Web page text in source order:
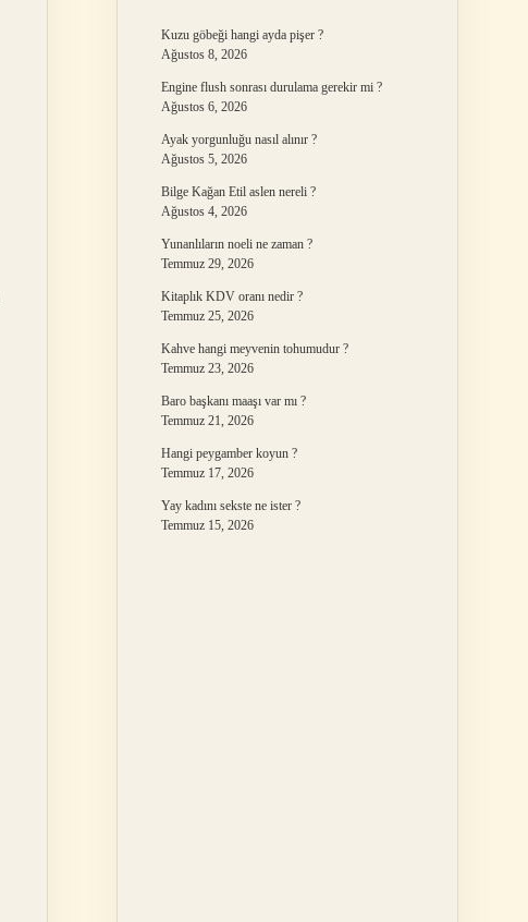
Kuzu göbeği hangi ayda pişer ?
Ağustos 8, 2026
Engine flush sonrası durulama gerekir mi ?
Ağustos 6, 2026
Ayak yorgunluğu nasıl alınır ?
Ağustos 5, 2026
Bilge Kağan Etil aslen nereli ?
Ağustos 4, 2026
Yunanlıların noeli ne zaman ?
Temmuz 29, 2026
Kitaplık KDV oranı nedir ?
Temmuz 25, 2026
Kahve hangi meyvenin tohumudur ?
Temmuz 23, 2026
Baro başkanı maaşı var mı ?
Temmuz 21, 2026
Hangi peygamber koyun ?
Temmuz 17, 2026
Yay kadını sekste ne ister ?
Temmuz 15, 2026